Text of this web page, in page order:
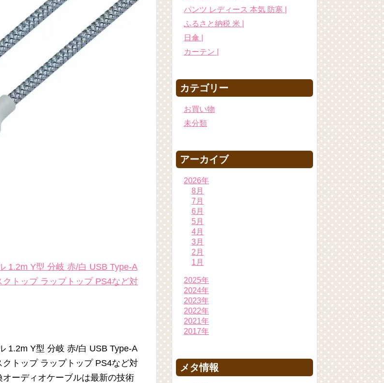
1.2m Y型 分岐 赤/白 USB Type-A
トップ ラップトップ PS4など対
1.2m Y型 分岐 赤/白 USB Type-A
トップ ラップトップ PS4など対
ーディオケーブルは最新の技術
パンツ レディース 本気 防寒 |
ふるさと納税 米 |
日傘 |
カーテン |
カテゴリー
お買い物
未分類
アーカイブ
2026年
8月
7月
6月
5月
4月
3月
2月
1月
2025年
2024年
2023年
2022年
2021年
2017年
メタ情報